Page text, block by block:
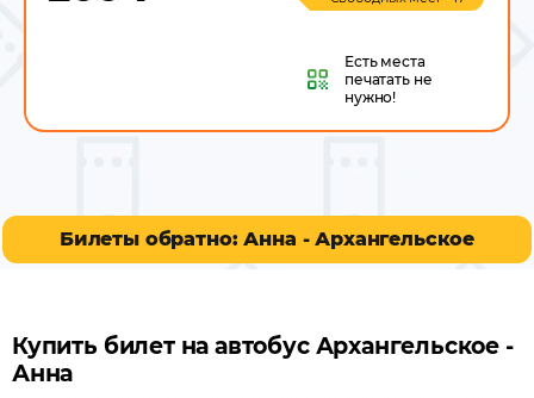
Есть места
печатать не
нужно!
Билеты обратно: Анна - Архангельское
Купить билет на автобус Архангельское -
Анна